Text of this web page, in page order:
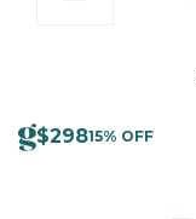
$29815% OFF